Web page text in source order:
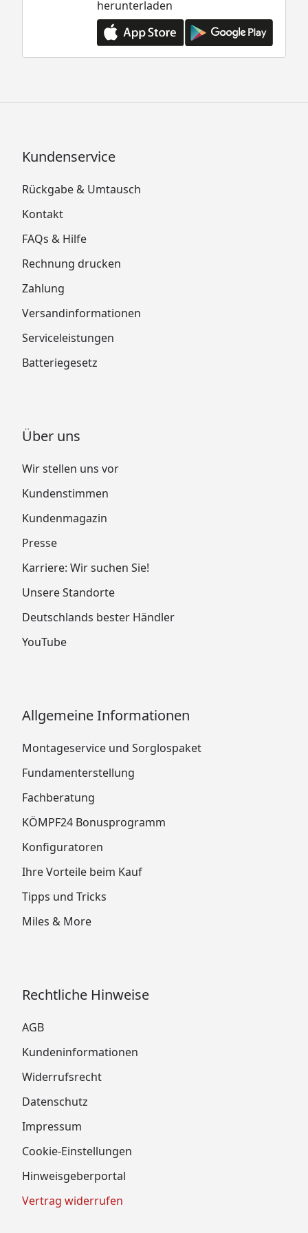
A3, A5, A6, A7 Montageanleitung (01.2022)
Biohort Gerätehaus Avantgarde Größe A4, A8
Montageanleitung (01.2021)
Biohort Türeinbauvariante Gerätehaus
Biohort Bodenplatte Montageanleitung
Biohort Gerätehaus Avantgarde
Regenfallrohr Montageanleitung
Doppeltür Informationen zu Gesetzen,
Richtlinien und Statik
Biohort Gerätehaus Avantgarde mit
Doppeltür Größe M + L Stückliste (alt)
Biohort Gerätehaus Avantgarde mit
Doppeltür Größe M + L + XL Stückliste (alt)
Biohort Gerätehaus Avantgarde mit
Doppeltür Größe XXL Stückliste (alt)
Biohort Gerätehaus Avantgarde Größe A1, A2,
A3, A5, A6, A7 Stückliste (01.2020)
Biohort Gerätehaus Avantgarde Größe A4, A8
Stückliste (01.2020)
Biohort Gerätehaus Avantgarde Größe A1, A2,
A3, A5, A6, A7 Stückliste (10.2021)
Biohort Gerätehaus Avantgarde Größe A4, A8
A3, A5, A6, A7 Stückliste (05.2024)
Biohort Gerätehaus Avantgarde Größe A4, A8
Stückliste (04.2024)
Biohort Gerätehaus Avantgarde Größe A1, A2,
A3, A5, A6, A7 Stückliste (04.2026)
Biohort Gerätehaus Avantgarde Größe A4, A8
Stückliste (04.2026)
Biohort Gerätehaus Avantgarde mit
Doppeltür Größe M + L Einreichplan
Biohort Gerätehaus Avantgarde mit
Biohort Gerätehaus Avantgarde mit
Biohort Gerätehaus Avantgarde mit
Biohort Gerätehaus Avantgarde mit
Doppeltür Größe L Betonfundamentplan
Doppeltür Größe XL Betonfundamentplan
Biohort Gerätehaus Avantgarde mit
Biohort Gerätehaus Avantgarde Größe A1
Betonfundamentplan (08.2021)
herunterladen
Kundenservice
Rückgabe & Umtausch
Kontakt
FAQs & Hilfe
Rechnung drucken
Zahlung
Versandinformationen
Serviceleistungen
Batteriegesetz
Über uns
Wir stellen uns vor
Kundenstimmen
Kundenmagazin
Presse
Karriere: Wir suchen Sie!
Unsere Standorte
Deutschlands bester Händler
YouTube
Allgemeine Informationen
Montageservice und Sorglospaket
Fundamenterstellung
Fachberatung
KÖMPF24 Bonusprogramm
Konfiguratoren
Ihre Vorteile beim Kauf
Tipps und Tricks
Miles & More
Rechtliche Hinweise
AGB
Kundeninformationen
Widerrufsrecht
Datenschutz
Impressum
Cookie-Einstellungen
Hinweisgeberportal
Vertrag widerrufen